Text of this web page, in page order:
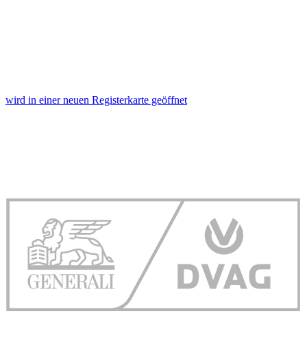
wird in einer neuen Registerkarte geöffnet